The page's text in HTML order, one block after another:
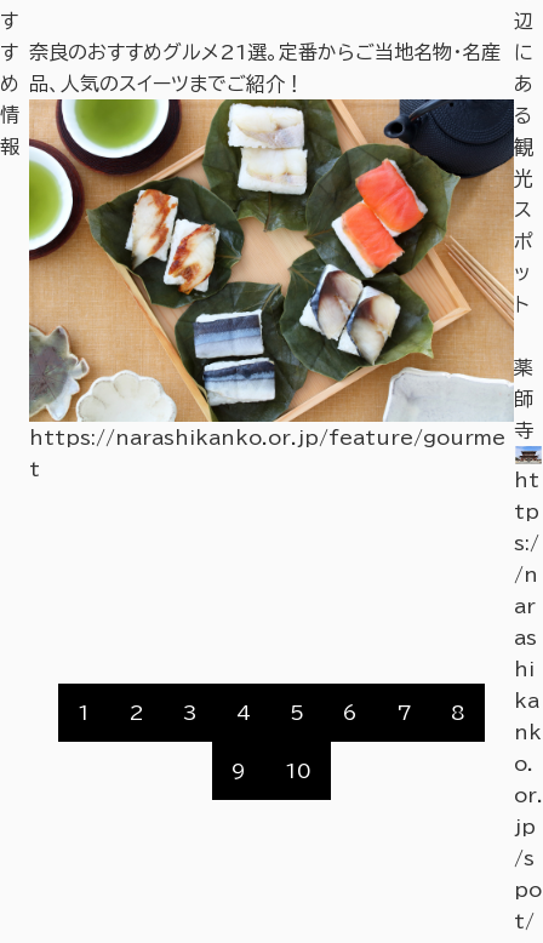
す
す
め
情
報
奈良のおすすめグルメ21選。定番からご当地名物・名産
品、人気のスイーツまでご紹介！
https://narashikanko.or.jp/feature/gourme
t
奈
や
r
1 2 3 4 5 6 7 8
9 10
辺
に
あ
る
観
光
ス
ポ
ッ
ト
平
宮
薬
師
寺
ht
tp
s:/
/n
ar
as
hi
ka
nk
o.
or.
jp
/s
po
t/